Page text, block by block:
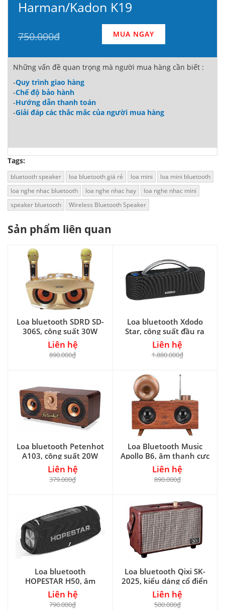
Harman/Kadon K19
750.000đ MUA NGAY
Những vấn đề quan trọng mà người mua hàng cần biết :
-Quy trình giao hàng
-Chế độ bảo hành
-Hướng dẫn thanh toán
-Giải đáp các thắc mắc của người mua hàng
Tags:
bluetooth speaker loa bluetooth giá rẻ loa mini
loa mini bluetooth
loa nghe nhac bluetooth
loa nghe nhac hay
loa nghe nhac mini
speaker bluetooth
Wireless Bluetooth Speaker
Sản phẩm liên quan
Loa bluetooth SDRD SD-
306S, công suất 30W
Liên hệ
890.000₫
Loa bluetooth Xdodo
Star, công suất đầu ra
100W
Liên hệ
1.880.000₫
Loa bluetooth Petenhot
A103, công suất 20W
Liên hệ
379.000₫
Loa Bluetooth Music
Apollo B6, âm thanh cực
trầm
Liên hệ
890.000₫
Loa bluetooth
HOPESTAR H50, âm
thanh hoàn hảo
Liên hệ
790.000₫
Loa bluetooth Qixi SK-
2025, kiểu dáng cổ điển
sang trọng
Liên hệ
500.000₫